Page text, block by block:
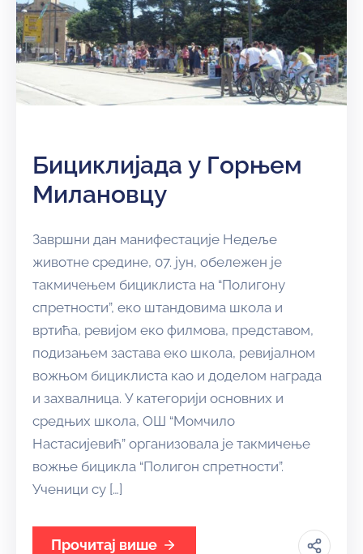
Бициклијада у Горњем
Милановцу
Завршни дан манифестације Недеље
животне средине, 07. јун, обележен је
такмичењем бициклиста на “Полигону
спретности”, еко штандовима школа и
вртића, ревијом еко филмова, представом,
подизањем застава еко школа, ревијалном
вожњом бициклиста као и доделом награда
и захвалница. У категорији основних и
средњих школа, ОШ “Момчило
Настасијевић” организовала је такмичење
вожње бицикла “Полигон спретности”.
Ученици су […]
Прочитај више